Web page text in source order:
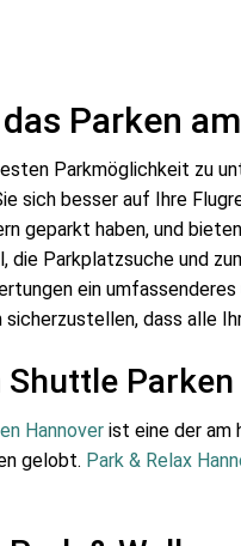
Parken
Parkmöglichkeit zu
sich besser auf Ihre
geparkt haben, und
die Parkplatzsuche und
ein
sicherzustellen, dass alle
Hannover ist eine der am
gelobt. Park & Relax